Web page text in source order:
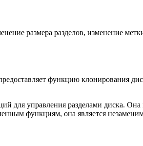
размера разделов, изменение
функцию клонирования
управления разделами диска. Она
функциям, она является